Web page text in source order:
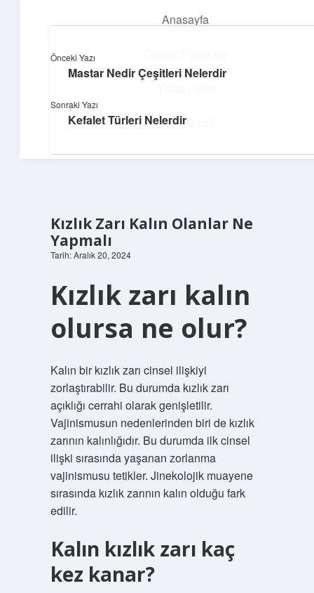
Anasayfa
Hakkımızda
Üretim ve İlham
Yaratıcı projelerle dünyanı inşa et!
Kızlık Zarı Kalın Olanlar Ne
Yapmalı
Tarih: Aralık 20, 2024
Kızlık zarı kalın
olursa ne olur?
Kalın bir kızlık zarı cinsel ilişkiyi
zorlaştırabilir. Bu durumda kızlık zarı
açıklığı cerrahi olarak genişletilir.
Vajinismusun nedenlerinden biri de kızlık
zarının kalınlığıdır. Bu durumda ilk cinsel
ilişki sırasında yaşanan zorlanma
vajinismusu tetikler. Jinekolojik muayene
sırasında kızlık zarının kalın olduğu fark
edilir.
Kalın kızlık zarı kaç
kez kanar?
Önceki Yazı
Mastar Nedir Çeşitleri Nelerdir
Sonraki Yazı
Kefalet Türleri Nelerdir